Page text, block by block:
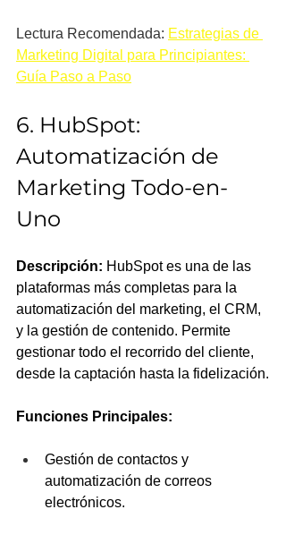
Lectura Recomendada: Estrategias de
Marketing Digital para Principiantes:
Guía Paso a Paso
6. HubSpot:
Automatización de
Marketing Todo-en-
Uno
Descripción: HubSpot es una de las
plataformas más completas para la
automatización del marketing, el CRM,
y la gestión de contenido. Permite
gestionar todo el recorrido del cliente,
desde la captación hasta la fidelización.
Funciones Principales:
Gestión de contactos y
automatización de correos
electrónicos.